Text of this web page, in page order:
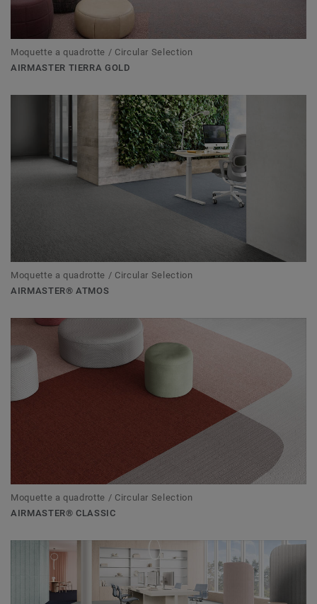
Moquette a quadrotte / Circular Selection
AIRMASTER TIERRA GOLD
Moquette a quadrotte / Circular Selection
AIRMASTER® ATMOS
Moquette a quadrotte / Circular Selection
AIRMASTER® CLASSIC